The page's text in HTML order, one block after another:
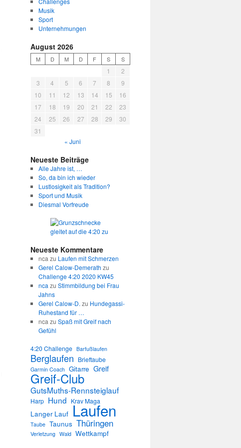
Musik
Sport
Unternehmungen
August 2026
M D M D F S S
1
2
3
4 5 6 7 8
9
10
11 12 13 14 15
16
17
18 19 20 21 22
23
24
25 26 27 28 29
30
31
« Juni
Neueste Beiträge
Alle Jahre ist, …
So, da bin ich wieder
Lustlosigkeit als Tradition?
Sport und Musik
Diesmal Vorfreude
Neueste Kommentare
nca zu Laufen mit Schmerzen
Gerel Calow-Demerath zu
Challenge 4:20 2020 KW45
nca zu Stimmbildung bei Frau
Jahns
Gerel Calow-D. zu Hundegassi-
Ruhestand für …
nca zu Spaß mit Greif nach
Gefühl
4:20 Challenge Barfußlaufen
Berglaufen Brieftaube
Garmin Coach Gitarre Greif
Greif-Club
GutsMuths-Rennsteiglauf
Harp Hund Krav Maga
Langer Lauf Laufen
Taube Taunus Thüringen
Verletzung Wald Wettkampf